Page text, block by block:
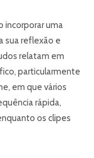
incorporar uma
sua reflexão e
relatam em
particularmente
em que vários
rápida,
os clipes